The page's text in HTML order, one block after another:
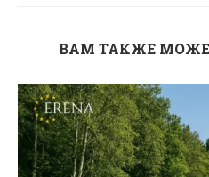
ВАМ ТАКЖЕ